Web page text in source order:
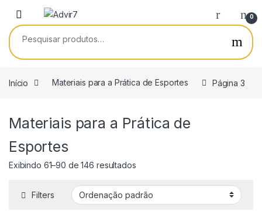
Skip to navigation
Skip to content
0
Pesquisar por:
Início Materiais para a Prática de Esportes Página 3
Materiais para a Prática de
Esportes
Exibindo 61–90 de 146 resultados
Filters